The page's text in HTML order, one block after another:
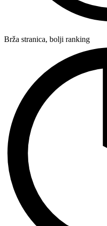
Brža stranica, bolji ranking